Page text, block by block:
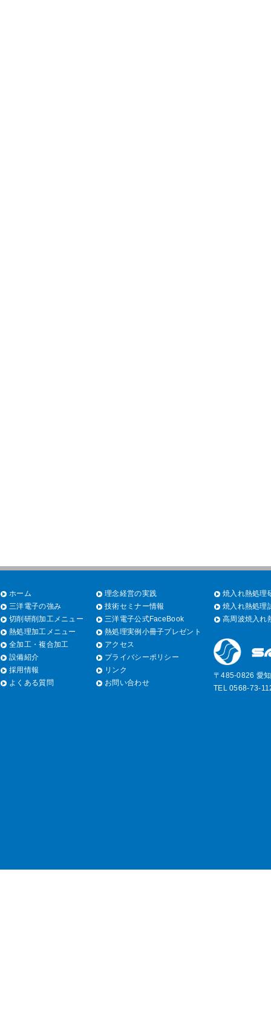
ホーム
三洋電子の強み
切削研削加工メニュー
熱処理加工メニュー
全加工・複合加工
設備紹介
採用情報
よくある質問
理念経営の実践
技術セミナー情報
三洋電子公式FaceBook
熱処理実例小冊子プレゼント
アクセス
プライバシーポリシー
リンク
お問い合わせ
焼入れ熱処理
焼入れ熱処理
高周波焼入れ
〒485-0826 愛
TEL 0568-73-